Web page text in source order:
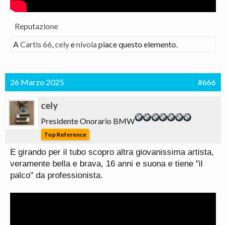
Reputazione
ACartis 66,celyenivolapiace questo elemento.
26 Marzo 2025 #666
cely
Presidente Onorario BMW
Top Reference
E girando per il tubo scopro altra giovanissima artista,
veramente bella e brava, 16 anni e suona e tiene "il
palco" da professionista.